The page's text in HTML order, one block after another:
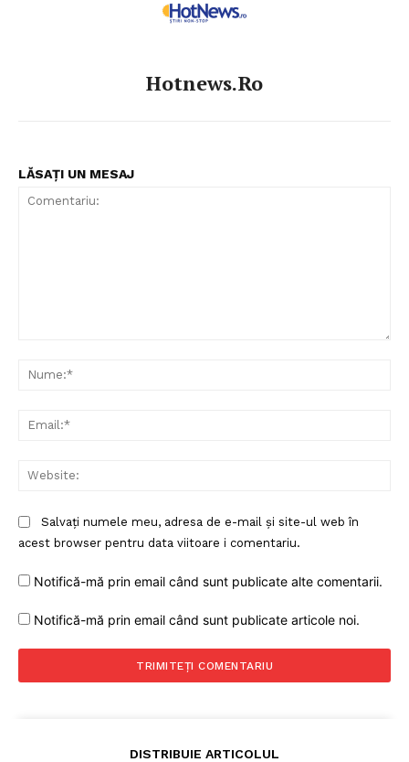
Hotnews.ro
LĂSAȚI UN MESAJ
Salvați numele meu, adresa de e-mail și site-ul web în
acest browser pentru data viitoare i comentariu.
Notifică-mă prin email când sunt publicate alte comentarii.
Notifică-mă prin email când sunt publicate articole noi.
DISTRIBUIE ARTICOLUL